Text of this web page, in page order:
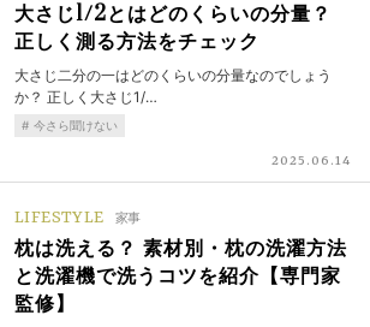
大さじ1/2とはどのくらいの分量？
正しく測る方法をチェック
大さじ二分の一はどのくらいの分量なのでしょう
か？ 正しく大さじ1/…
今さら聞けない
2025.06.14
LIFESTYLE 家事
枕は洗える？ 素材別・枕の洗濯方法
と洗濯機で洗うコツを紹介【専門家
監修】